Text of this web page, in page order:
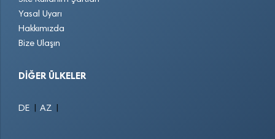
Yasal Uyarı
Hakkımızda
Bize Ulaşın
DIĞER ÜLKELER
DE AZ